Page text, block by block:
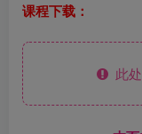
课程下载：
此处